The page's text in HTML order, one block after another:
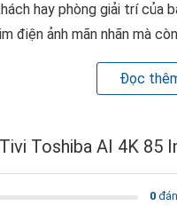
hay phòng giải trí của
điện ảnh mãn nhãn mà
Đọc
Toshiba AI 4K 85
0